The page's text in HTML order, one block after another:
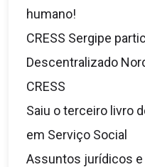
humano!
CRESS Sergipe
Descentralizado
CRESS
Saiu o terceiro livro
em Serviço Social
Assuntos jurídicos